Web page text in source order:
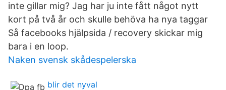
inte gillar mig? Jag har ju inte fått något nytt
kort på två år och skulle behöva ha nya taggar
Så facebooks hjälpsida / recovery skickar mig
bara i en loop.
Naken svensk skådespelerska
blir det nyval